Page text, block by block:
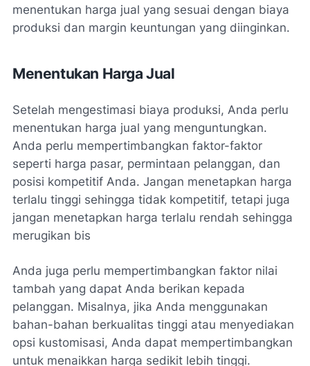
menentukan harga jual yang sesuai dengan biaya
produksi dan margin keuntungan yang diinginkan.
Menentukan Harga Jual
Setelah mengestimasi biaya produksi, Anda perlu
menentukan harga jual yang menguntungkan.
Anda perlu mempertimbangkan faktor-faktor
seperti harga pasar, permintaan pelanggan, dan
posisi kompetitif Anda. Jangan menetapkan harga
terlalu tinggi sehingga tidak kompetitif, tetapi juga
jangan menetapkan harga terlalu rendah sehingga
merugikan bis
Anda juga perlu mempertimbangkan faktor nilai
tambah yang dapat Anda berikan kepada
pelanggan. Misalnya, jika Anda menggunakan
bahan-bahan berkualitas tinggi atau menyediakan
opsi kustomisasi, Anda dapat mempertimbangkan
untuk menaikkan harga sedikit lebih tinggi.